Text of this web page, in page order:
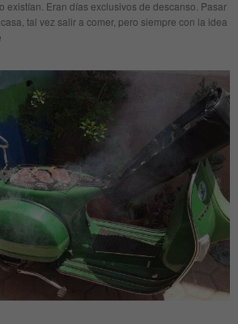
existían. Eran días exclusivos de descanso. Pasar
tal vez salir a comer, pero siempre con la idea